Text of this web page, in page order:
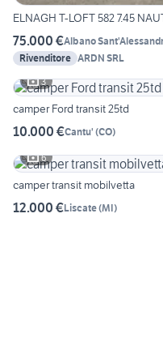
ELNAGH T-LOFT 582 7.45
75.000 €Albano
Rivenditore ARDN SRL
3
camper Ford transit 25td
10.000 €Cantu' (CO)
6
camper transit mobilvetta
12.000 €Liscate(MI)